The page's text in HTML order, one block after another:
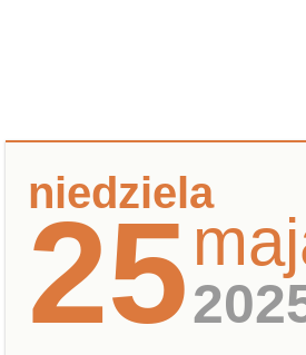
niedziela
25